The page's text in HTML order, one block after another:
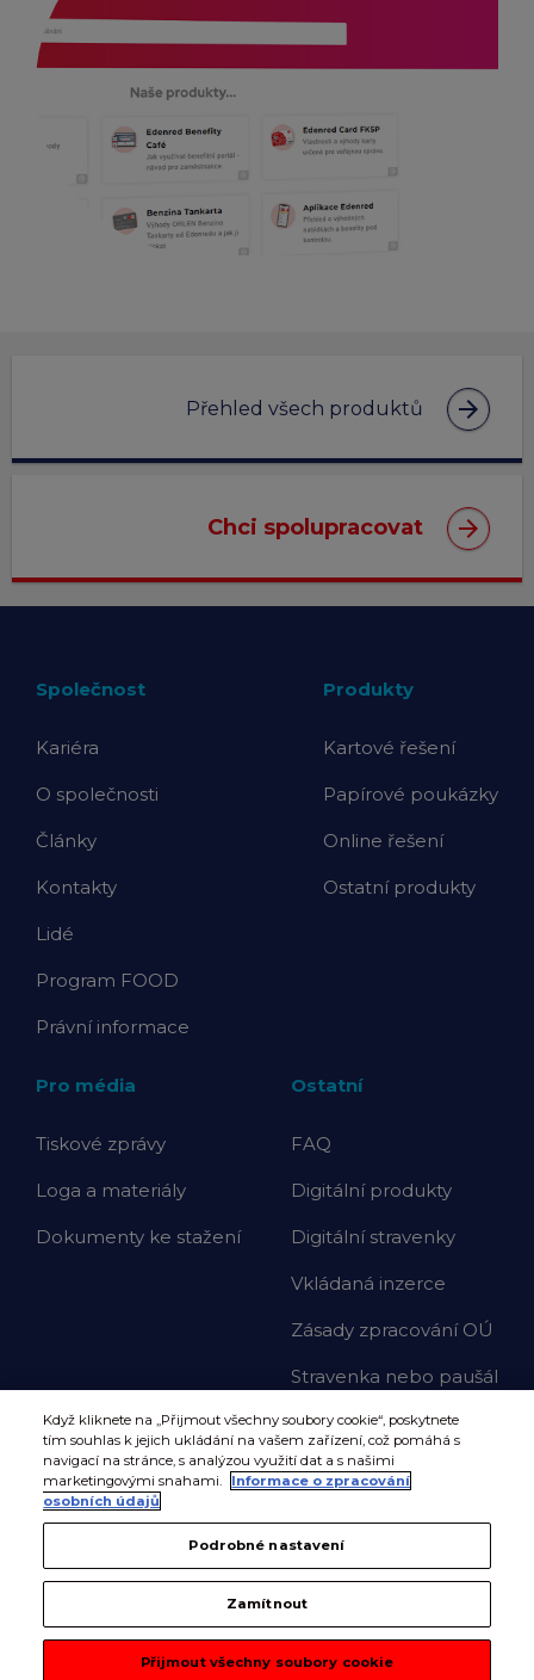
Přehled všech produktů arrow_forward
Chci spolupracovat arrow_forward
Společnost
Kariéra
O společnosti
Články
Kontakty
Lidé
Program FOOD
Právní informace
Produkty
Kartové řešení
Papírové poukázky
Online řešení
Ostatní produkty
Pro média
Tiskové zprávy
Loga a materiály
Dokumenty ke stažení
Ostatní
FAQ
Digitální produkty
Digitální stravenky
Vkládaná inzerce
Zásady zpracování OÚ
Stravenka nebo paušál
Když kliknete na „Přijmout všechny soubory cookie“, poskytnete
tím souhlas k jejich ukládání na vašem zařízení, což pomáhá s
navigací na stránce, s analýzou využití dat a s našimi
marketingovými snahami.
Informace o zpracování
osobních údajů
Podrobné nastavení
Zamítnout
Přijmout všechny soubory cookie